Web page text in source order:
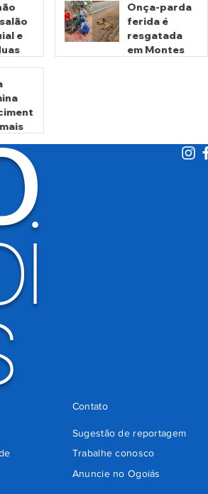
e
Onça-parda
ferida é
resgatada
em Montes
do
GO
Sugestão de reportagem
Trabalhe conosco
Anuncie no Ogoiás
Contato